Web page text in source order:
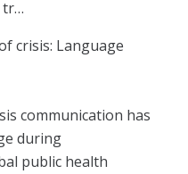
tr…
crisis: Language
communication has
during
public health